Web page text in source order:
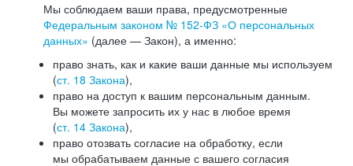
Мы соблюдаем ваши права, предусмотренные
Федеральным законом № 152-ФЗ «О персональных
данных» (далее — Закон), а именно:
право знать, как и какие ваши данные мы используем
(ст. 18 Закона),
право на доступ к вашим персональным данным.
Вы можете запросить их у нас в любое время
(ст. 14 Закона),
право отозвать согласие на обработку, если
мы обрабатываем данные с вашего согласия